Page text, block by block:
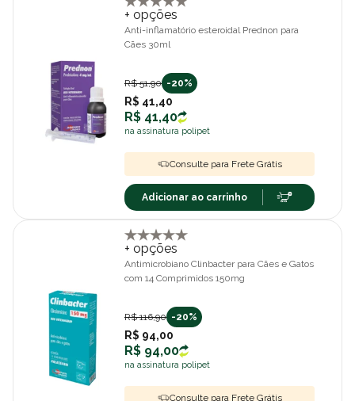
+ opções
Anti-inflamatório esteroidal Prednon para
Cães 30ml
R$ 51,90 -20%
R$ 41,40
R$ 41,40
na assinatura polipet
Consulte para Frete Grátis
Adicionar ao carrinho
+ opções
Antimicrobiano Clinbacter para Cães e Gatos
com 14 Comprimidos 150mg
R$ 116,90 -20%
R$ 94,00
R$ 94,00
na assinatura polipet
Consulte para Frete Grátis